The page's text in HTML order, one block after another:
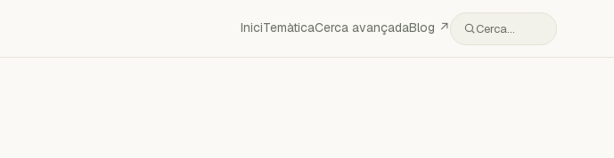
IniciTemàticaCerca avançadaBlog ↗ Cerca…